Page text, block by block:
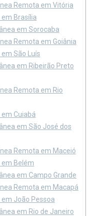
Remota em Vitória
Brasília
em Sorocaba
Remota em Goiânia
São Luís
em Ribeirão Preto
Remota em Rio
Cuiabá
em São José dos
Remota em Maceió
Belém
em Campo Grande
Remota em Macapá
João Pessoa
em Rio de Janeiro